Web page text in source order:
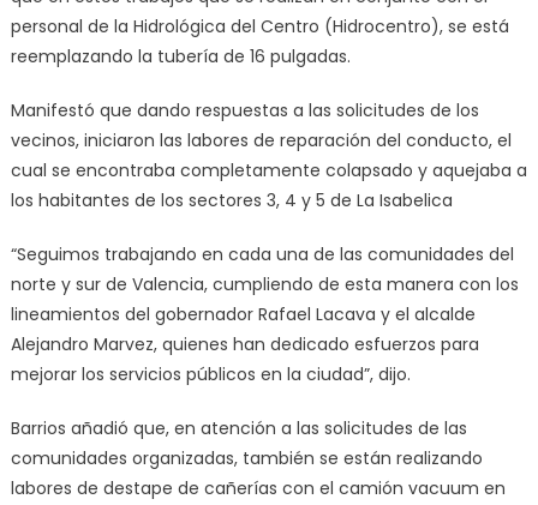
personal de la Hidrológica del Centro (Hidrocentro), se está
reemplazando la tubería de 16 pulgadas.
Manifestó que dando respuestas a las solicitudes de los
vecinos, iniciaron las labores de reparación del conducto, el
cual se encontraba completamente colapsado y aquejaba a
los habitantes de los sectores 3, 4 y 5 de La Isabelica
“Seguimos trabajando en cada una de las comunidades del
norte y sur de Valencia, cumpliendo de esta manera con los
lineamientos del gobernador Rafael Lacava y el alcalde
Alejandro Marvez, quienes han dedicado esfuerzos para
mejorar los servicios públicos en la ciudad”, dijo.
Barrios añadió que, en atención a las solicitudes de las
comunidades organizadas, también se están realizando
labores de destape de cañerías con el camión vacuum en